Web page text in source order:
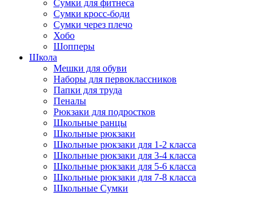
Сумки для фитнеса
Сумки кросс-боди
Сумки через плечо
Хобо
Шопперы
Школа
Мешки для обуви
Наборы для первоклассников
Папки для труда
Пеналы
Рюкзаки для подростков
Школьные ранцы
Школьные рюкзаки
Школьные рюкзаки для 1-2 класса
Школьные рюкзаки для 3-4 класса
Школьные рюкзаки для 5-6 класса
Школьные рюкзаки для 7-8 класса
Школьные Сумки